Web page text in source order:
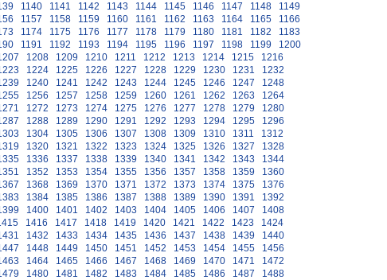
1140 1141 1142 1143 1144 1145 1146 1147 1148
1149
1157 1158 1159 1160 1161 1162 1163 1164 1165
1166
1174 1175 1176 1177 1178 1179 1180 1181 1182
1183
1191 1192 1193 1194 1195 1196 1197 1198 1199
1200
1208 1209 1210 1211 1212 1213 1214 1215
1216
1224 1225 1226 1227 1228 1229 1230 1231
1232
1240 1241 1242 1243 1244 1245 1246 1247
1248
1256 1257 1258 1259 1260 1261 1262 1263
1264
1272 1273 1274 1275 1276 1277 1278 1279
1280
1288 1289 1290 1291 1292 1293 1294 1295
1296
1304 1305 1306 1307 1308 1309 1310 1311
1312
1320 1321 1322 1323 1324 1325 1326 1327
1328
1336 1337 1338 1339 1340 1341 1342 1343
1344
1352 1353 1354 1355 1356 1357 1358 1359
1360
1368 1369 1370 1371 1372 1373 1374 1375
1376
1384 1385 1386 1387 1388 1389 1390 1391
1392
1400 1401 1402 1403 1404 1405 1406 1407
1408
1416 1417 1418 1419 1420 1421 1422 1423
1424
1432 1433 1434 1435 1436 1437 1438 1439
1440
1448 1449 1450 1451 1452 1453 1454 1455
1456
1464 1465 1466 1467 1468 1469 1470 1471
1472
1480 1481 1482 1483 1484 1485 1486 1487 1488